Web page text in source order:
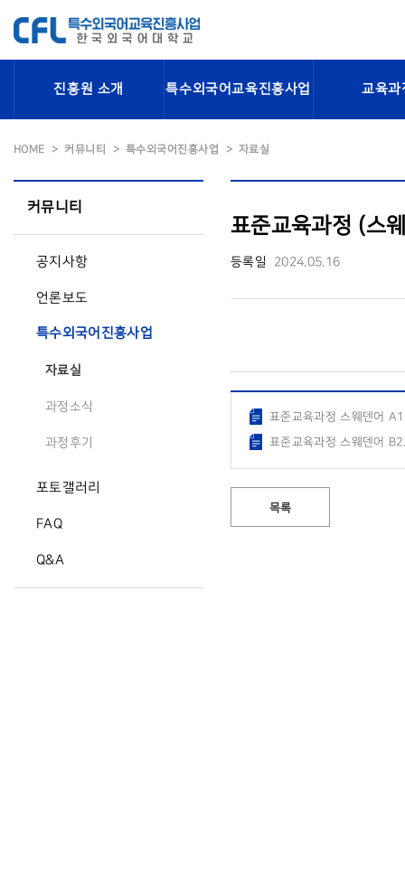
진흥원 소개 특수외국어교육진흥사업 교육과
HOME 커뮤니티 특수외국어진흥사업 자료실
커뮤니티
공지사항
언론보도
특수외국어진흥사업
자료실
과정소식
과정후기
포토갤러리
FAQ
Q&A
표준교육과정 (스
등록일 2024.05.16
표준교육과정 스웨덴어
표준교육과정 스웨덴어
목록